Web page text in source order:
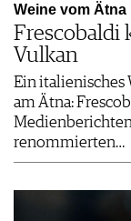
Weine vom Ätna
Frescobaldi
Vulkan
Ein italienisches
am Ätna:
renommierten…